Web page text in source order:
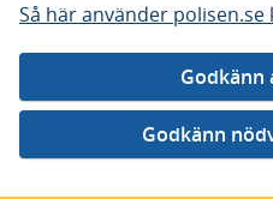
Så här använder polisen.se